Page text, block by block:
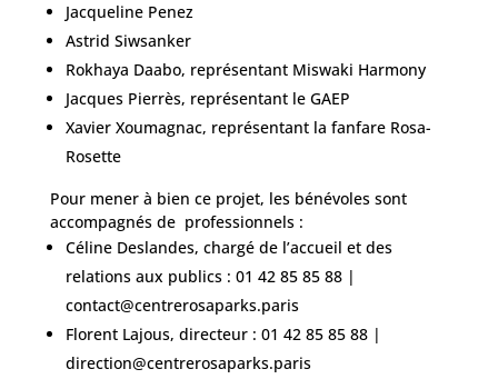
Jacqueline Penez
Astrid Siwsanker
Rokhaya Daabo, représentant Miswaki Harmony
Jacques Pierrès, représentant le GAEP
Xavier Xoumagnac, représentant la fanfare Rosa-
Rosette
Pour mener à bien ce projet, les bénévoles sont
accompagnés de professionnels :
Céline Deslandes, chargé de l’accueil et des
relations aux publics : 01 42 85 85 88 |
contact@centrerosaparks.paris
Florent Lajous, directeur : 01 42 85 85 88 |
direction@centrerosaparks.paris